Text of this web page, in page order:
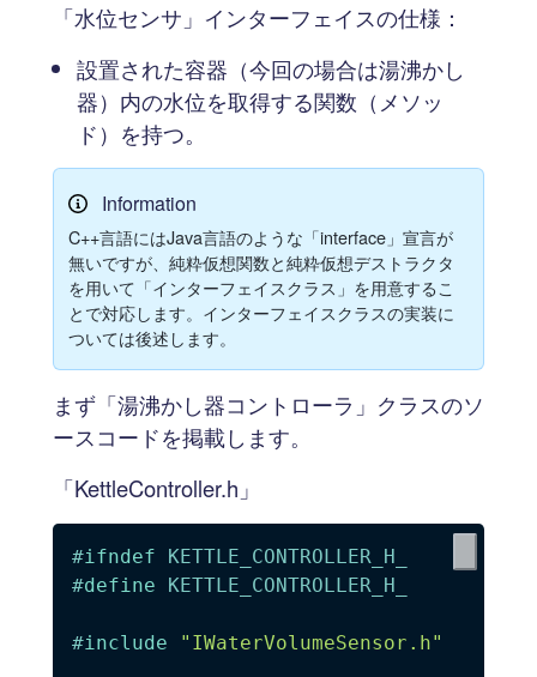
「水位センサ」インターフェイスの仕様：
設置された容器（今回の場合は湯沸かし
器）内の水位を取得する関数（メソッ
ド）を持つ。
Information
C++言語にはJava言語のような「interface」宣言が
無いですが、純粋仮想関数と純粋仮想デストラクタ
を用いて「インターフェイスクラス」を用意するこ
とで対応します。インターフェイスクラスの実装に
ついては後述します。
まず「湯沸かし器コントローラ」クラスのソ
ースコードを掲載します。
「KettleController.h」
#ifndef
KETTLE_CONTROLLER_H_
#define KETTLE_CONTROLLER_H_
#include "IWaterVolumeSensor.h"